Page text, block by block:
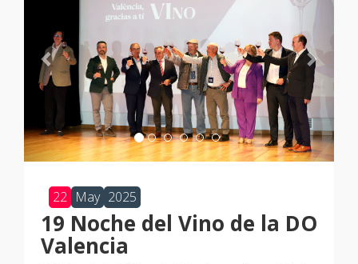
22 May 2025
19 Noche del Vino de la DO
Valencia